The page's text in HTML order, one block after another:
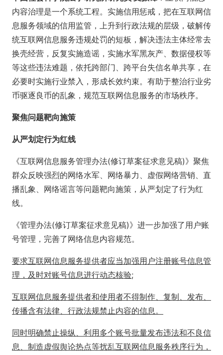
内容治理是一个系统工程。实施信用惩戒，把在互联网信
息服务领域的信用监管，上升到行政法规的层级，破解传
统互联网信息服务违规处罚的短板，解决违法主体经常去
换壳经营，反复实施造谣，实施水军黑灰产、数据侵权等
等这些违法难题，依托跨部门、跨平台失信名单共享，在
必要时实施行业禁入，形成长效约束。有助于整治行业劣
币驱逐良币的乱象，规范互联网信息服务的市场秩序。
聚焦问题靶向施策
从严划定行为红线
《互联网信息服务管理办法(修订草案征求意见稿)》聚焦
群众反映强烈的网络水军、网络暴力、虚假网络营销、直
播乱象、网络谣言等问题靶向施策，从严划定了行为红
线。
《管理办法(修订草案征求意见稿)》进一步加强了用户账
号管理，完善了网络信息内容规范。
要求互联网信息服务提供者应当加强用户注册账号信息管
理，及时对账号信息进行动态核验;
互联网信息服务提供者和使用者不得制作、复制、发布、
传播含有法律、行政法规禁止内容的信息。
同时明确禁止操纵、利用多个账号批量发布违法和不良信
息、制造虚假舆论热点等扰乱互联网信息服务秩序行为，